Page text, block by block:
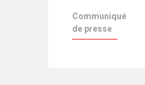
Communiqué
de presse